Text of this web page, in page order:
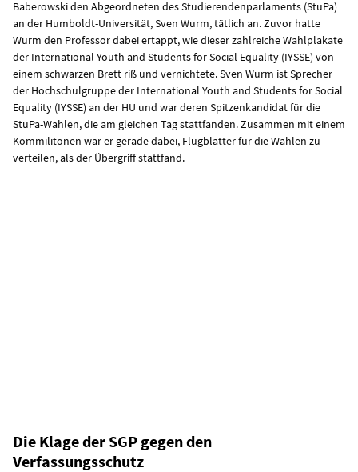
Baberowski den Abgeordneten des Studierendenparlaments (StuPa)
an der Humboldt-Universität, Sven Wurm, tätlich an. Zuvor hatte
Wurm den Professor dabei ertappt, wie dieser zahlreiche Wahlplakate
der International Youth and Students for Social Equality (IYSSE) von
einem schwarzen Brett riß und vernichtete. Sven Wurm ist Sprecher
der Hochschulgruppe der International Youth and Students for Social
Equality (IYSSE) an der HU und war deren Spitzenkandidat für die
StuPa-Wahlen, die am gleichen Tag stattfanden. Zusammen mit einem
Kommilitonen war er gerade dabei, Flugblätter für die Wahlen zu
verteilen, als der Übergriff stattfand.
Die Klage der SGP gegen den
Verfassungsschutz